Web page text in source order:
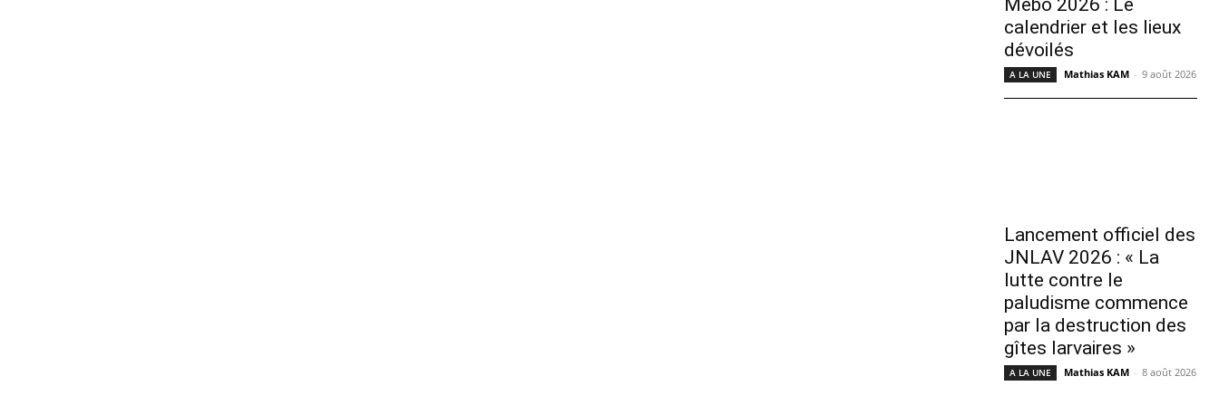
Mêbo 2026 : Le
calendrier et les lieux
dévoilés
A LA UNE Mathias KAM - 9 août 2026
Lancement officiel des
JNLAV 2026 : « La
lutte contre le
paludisme commence
par la destruction des
gîtes larvaires »
A LA UNE Mathias KAM - 8 août 2026